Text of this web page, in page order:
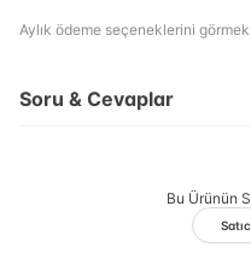
Aylık ödeme seçeneklerini
Soru & Cevaplar
Bu Ürünün